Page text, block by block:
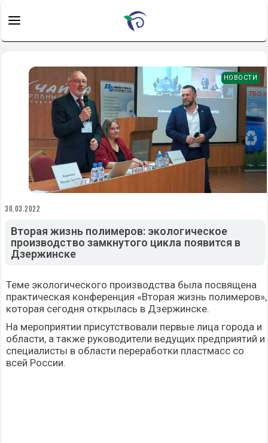
НОВОСТИ
30.03.2022
Вторая жизнь полимеров: экологическое
производство замкнутого цикла появится в
Дзержинске
Теме экологического производства была посвящена
практическая конференция «Вторая жизнь полимеров»,
которая сегодня открылась в Дзержинске.
На мероприятии присутствовали первые лица города и
области, а также руководители ведущих предприятий и
специалисты в области переработки пластмасс со
всей России.